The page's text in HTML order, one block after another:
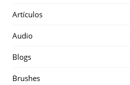
Artículos
Audio
Blogs
Brushes